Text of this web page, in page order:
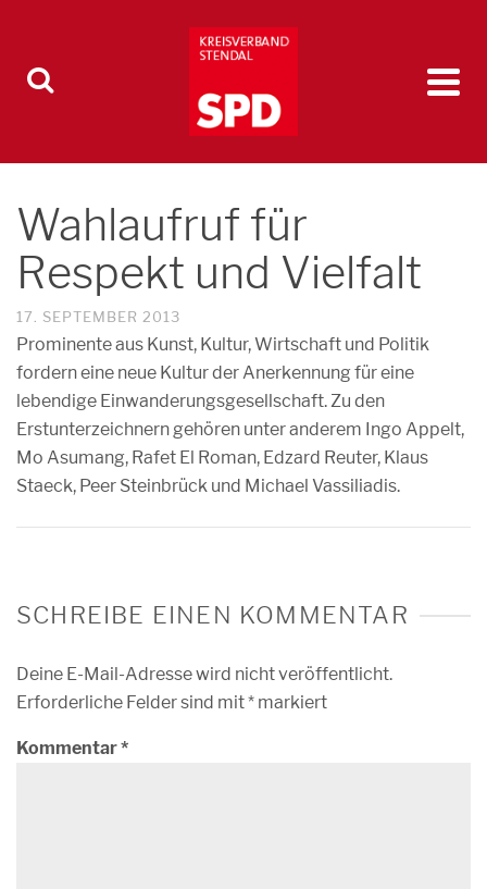
Wahlaufruf für
Respekt und Vielfalt
17. SEPTEMBER 2013
Prominente aus Kunst, Kultur, Wirtschaft und Politik
fordern eine neue Kultur der Anerkennung für eine
lebendige Einwanderungsgesellschaft. Zu den
Erstunterzeichnern gehören unter anderem Ingo Appelt,
Mo Asumang, Rafet El Roman, Edzard Reuter, Klaus
Staeck, Peer Steinbrück und Michael Vassiliadis.
SCHREIBE EINEN KOMMENTAR
Deine E-Mail-Adresse wird nicht veröffentlicht.
Erforderliche Felder sind mit* markiert
Kommentar*